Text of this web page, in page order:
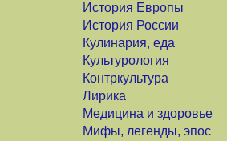
История Европы
История России
Кулинария, еда
Культурология
Контркультура
Лирика
Медицина и здоровье
Мифы, легенды, эпос